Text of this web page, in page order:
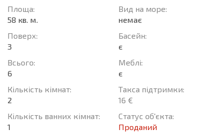
Площа:
58 кв. м.
Поверх:
3
Всього:
6
Кількість кімнат:
2
Кількість ванних кімнат:
1
Вид на море:
немає
Баcейн:
є
Меблі:
є
Такса підтримки:
16 €
Статус об'єкта:
Проданий